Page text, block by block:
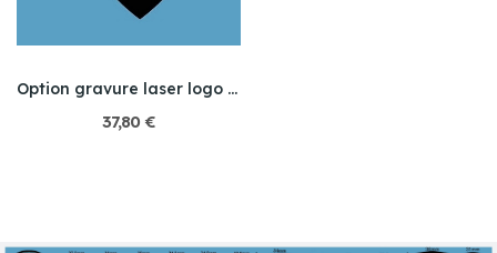
Option gravure laser logo sur titane et acier...
37,80 €